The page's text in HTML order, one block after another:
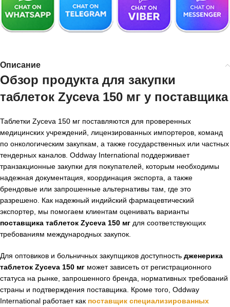
Описание
Обзор продукта для закупки
таблеток Zyceva 150 мг у поставщика
Таблетки Zyceva 150 мг поставляются для проверенных
медицинских учреждений, лицензированных импортеров, команд
по онкологическим закупкам, а также государственных или частных
тендерных каналов. Oddway International поддерживает
транзакционные закупки для покупателей, которым необходимы
надежная документация, координация экспорта, а также
брендовые или запрошенные альтернативы там, где это
разрешено. Как надежный индийский фармацевтический
экспортер, мы помогаем клиентам оценивать варианты
поставщика таблеток Zyceva 150 мг для соответствующих
требованиям международных закупок.
Для оптовиков и больничных закупщиков доступность дженерика
таблеток Zyceva 150 мг может зависеть от регистрационного
статуса на рынке, запрошенного бренда, нормативных требований
страны и подтверждения поставщика. Кроме того, Oddway
International работает как поставщик специализированных